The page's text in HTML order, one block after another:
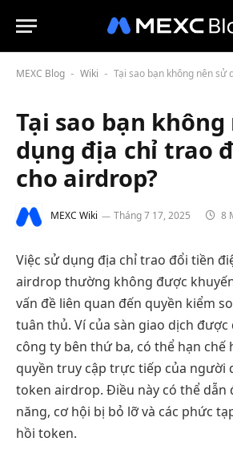
MEXC Blog - Wiki - Tại sao bạn không nên sử dụng
Tại sao bạn
dụng địa chỉ trao
cho airdrop?
MEXC Wiki Tháng 7 17, 2025 8
Việc sử dụng địa chỉ trao đổi tiền
airdrop thường không được
vấn đề liên quan đến quyền kiểm
tuân thủ. Ví của sàn giao dịch được
công ty bên thứ ba, có thể hạn chế
quyền truy cập trực tiếp của người
token airdrop. Điều này có thể dẫn
năng, cơ hội bị bỏ lỡ và các phức
hồi token.